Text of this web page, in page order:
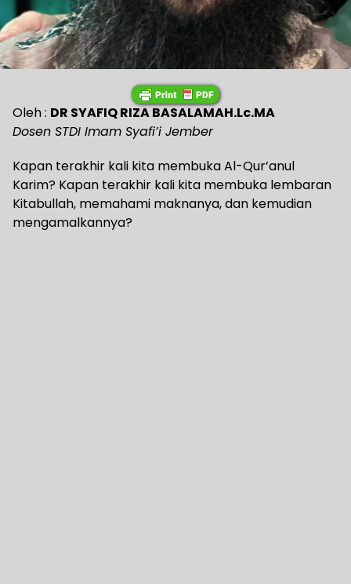
Oleh : DR SYAFIQ RIZA BASALAMAH.Lc.MA
Dosen STDI Imam Syafi’i Jember
Kapan terakhir kali kita membuka Al-Qur’anul
Karim? Kapan terakhir kali kita membuka lembaran
Kitabullah, memahami maknanya, dan kemudian
mengamalkannya?